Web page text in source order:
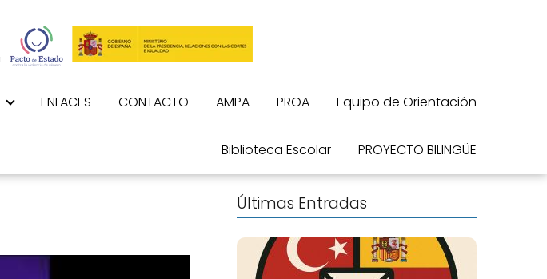
ENLACES CONTACTO AMPA PROA Equipo de Orientación
Biblioteca Escolar PROYECTO BILINGÜE
Últimas Entradas